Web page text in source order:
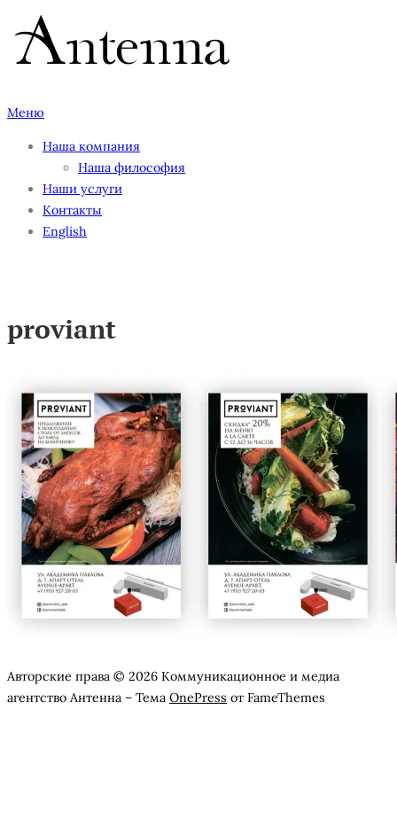
Перейти
содержимому
Меню
Наша компания
Наша философия
Наши услуги
Контакты
English
proviant
Авторские права © 2026 Коммуникационное и медиа
агентство Антенна – Тема OnePress от FameThemes